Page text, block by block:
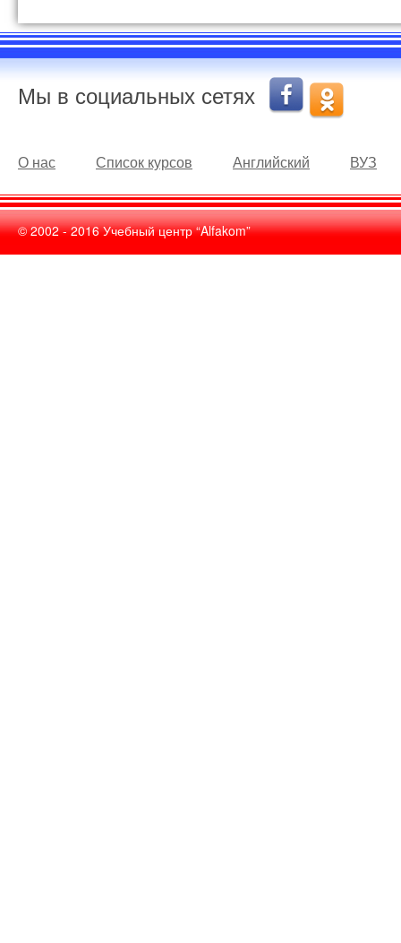
Мы в социальных сетях
О нас Список курсов Английский ВУЗ
© 2002 - 2016 Учебный центр “Alfakom”